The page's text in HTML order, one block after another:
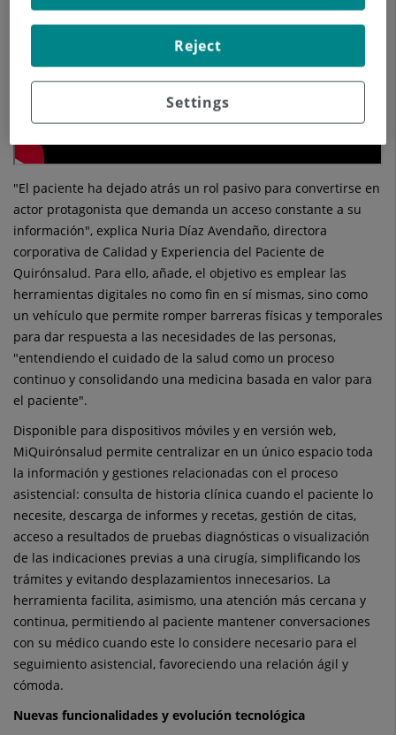
"El paciente ha dejado atrás un rol pasivo para convertirse en
actor protagonista que demanda un acceso constante a su
información", explica Nuria Díaz Avendaño, directora
corporativa de Calidad y Experiencia del Paciente de
Quirónsalud. Para ello, añade, el objetivo es emplear las
herramientas digitales no como fin en sí mismas, sino como
un vehículo que permite romper barreras físicas y temporales
para dar respuesta a las necesidades de las personas,
"entendiendo el cuidado de la salud como un proceso
continuo y consolidando una medicina basada en valor para
el paciente".
Disponible para dispositivos móviles y en versión web,
MiQuirónsalud permite centralizar en un único espacio toda
la información y gestiones relacionadas con el proceso
asistencial: consulta de historia clínica cuando el paciente lo
necesite, descarga de informes y recetas, gestión de citas,
acceso a resultados de pruebas diagnósticas o visualización
de las indicaciones previas a una cirugía, simplificando los
trámites y evitando desplazamientos innecesarios. La
herramienta facilita, asimismo, una atención más cercana y
continua, permitiendo al paciente mantener conversaciones
con su médico cuando este lo considere necesario para el
seguimiento asistencial, favoreciendo una relación ágil y
cómoda.
Nuevas funcionalidades y evolución tecnológica
Settings
Reject